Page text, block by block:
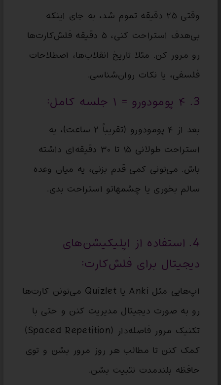
وقتی ۲۵ دقیقه تموم شد، به جای اینکه
بی‌هدف استراحت کنی، ۵ دقیقه فلش‌کارت‌ها
رو مرور کن. مثلا تاریخ انقلاب‌ها، اصطلاحات
فلسفی، یا نکات روان‌شناسی.
3. ۴ پومودورو = ۱ جلسه کامل:
بعد از ۴ پومودورو (تقریباً ۲ ساعت)، یه
استراحت طولانی ۱۵ تا ۳۰ دقیقه‌ای داشته
باش. می‌تونی کمی قدم بزنی، یه میان وعده
سالم بخوری یا چشمهاتو استراحت بدی.
4. استفاده از اپلیکیشن‌های
دیجیتال برای فلش‌کارت:
اپ‌هایی مثل Anki یا Quizlet می‌تونن کارت‌ها
رو به صورت دیجیتال مدیریت کنن و حتی با
تکنیک مرور فاصله‌دار (Spaced Repetition)
کمک کنن تا مطالب هر روز مرور بشن و توی
حافظه بلندمدت تثبیت بشن.